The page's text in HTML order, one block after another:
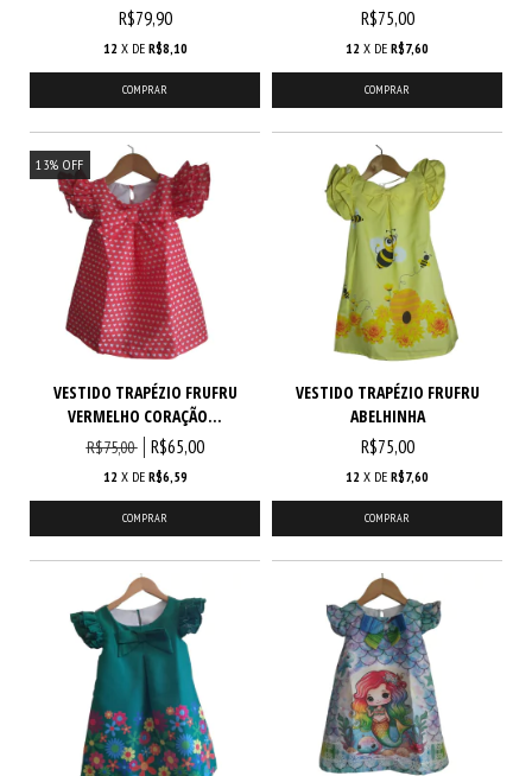
R$79,90
12 X DE R$8,10
COMPRAR
R$75,00
12 X DE R$7,60
COMPRAR
13% OFF
VESTIDO TRAPÉZIO FRUFRU
VERMELHO CORAÇÃO...
R$75,00 R$65,00
12 X DE R$6,59
COMPRAR
VESTIDO TRAPÉZIO FRUFRU
ABELHINHA
R$75,00
12 X DE R$7,60
COMPRAR